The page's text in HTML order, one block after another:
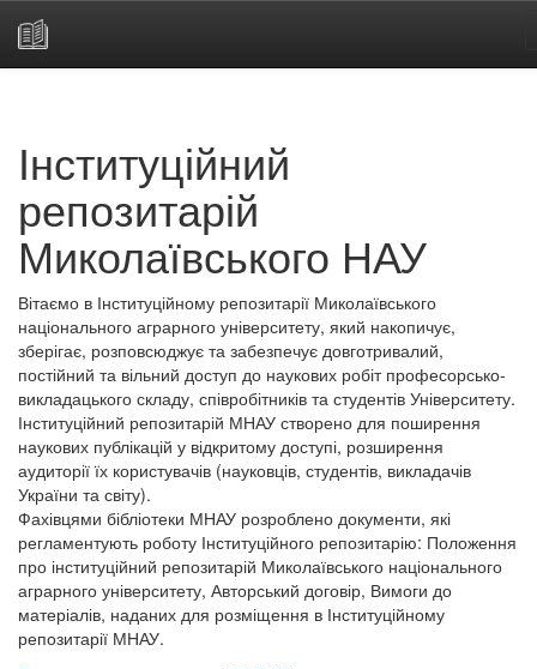
Інституційний
репозитарій
Миколаївського НАУ
Вітаємо в Інституційному репозитарії Миколаївського
національного аграрного університету, який накопичує,
зберігає, розповсюджує та забезпечує довготривалий,
постійний та вільний доступ до наукових робіт професорсько-
викладацького складу, співробітників та студентів Університету.
Інституційний репозитарій МНАУ створено для поширення
наукових публікацій у відкритому доступі, розширення
аудиторії їх користувачів (науковців, студентів, викладачів
України та світу).
Фахівцями бібліотеки МНАУ розроблено документи, які
регламентують роботу Інституційного репозитарію: Положення
про інституційний репозитарій Миколаївського національного
аграрного університету, Авторський договір, Вимоги до
матеріалів, наданих для розміщення в Інституційному
репозитарії МНАУ.